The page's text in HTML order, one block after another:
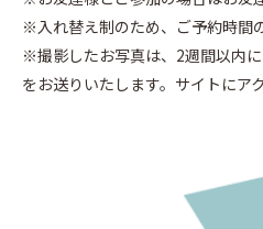
※入れ替え制のため、ご予約時間
※撮影したお写真は、2週間以内
をお送りいたします。サイトにア